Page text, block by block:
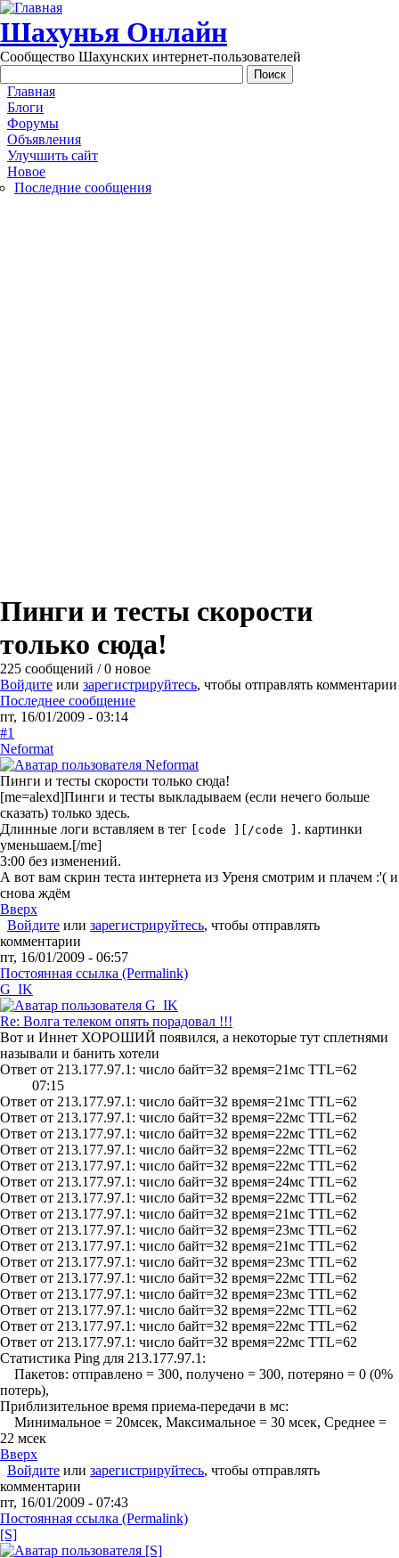
Перейти к основному содержанию
Шахунья Онлайн
Сообщество Шахунских интернет-пользователей
Main menu
Главная
Блоги
Форумы
Объявления
Улучшить сайт
Новое
Последние сообщения
Пинги и тесты скорости
только сюда!
225 сообщений / 0 новое
Войдите или зарегистрируйтесь, чтобы отправлять комментарии
Последнее сообщение
пт, 16/01/2009 - 03:14
#1
Neformat
Пинги и тесты скорости только сюда!
[me=alexd]Пинги и тесты выкладываем (если нечего больше
сказать) только здесь.
Длинные логи вставляем в тег
[code ][/code ] . картинки
уменьшаем.[/me]
3:00 без изменений.
А вот вам скрин теста интернета из Уреня смотрим и плачем :'( и
снова ждём
Вверх
Войдите или зарегистрируйтесь, чтобы отправлять
комментарии
пт, 16/01/2009 - 06:57
Постоянная ссылка (Permalink)
G_IK
Re: Волга телеком опять порадовал !!!
Вот и Иннет ХОРОШИЙ появился, а некоторые тут сплетнями
называли и банить хотели
Ответ от 213.177.97.1: число байт=32 время=21мс TTL=62
07:15
Ответ от 213.177.97.1: число байт=32 время=21мс TTL=62
Ответ от 213.177.97.1: число байт=32 время=22мс TTL=62
Ответ от 213.177.97.1: число байт=32 время=22мс TTL=62
Ответ от 213.177.97.1: число байт=32 время=22мс TTL=62
Ответ от 213.177.97.1: число байт=32 время=22мс TTL=62
Ответ от 213.177.97.1: число байт=32 время=24мс TTL=62
Ответ от 213.177.97.1: число байт=32 время=22мс TTL=62
Ответ от 213.177.97.1: число байт=32 время=21мс TTL=62
Ответ от 213.177.97.1: число байт=32 время=23мс TTL=62
Ответ от 213.177.97.1: число байт=32 время=21мс TTL=62
Ответ от 213.177.97.1: число байт=32 время=23мс TTL=62
Ответ от 213.177.97.1: число байт=32 время=22мс TTL=62
Ответ от 213.177.97.1: число байт=32 время=23мс TTL=62
Ответ от 213.177.97.1: число байт=32 время=22мс TTL=62
Ответ от 213.177.97.1: число байт=32 время=22мс TTL=62
Ответ от 213.177.97.1: число байт=32 время=22мс TTL=62
Статистика Ping для 213.177.97.1:
Пакетов: отправлено = 300, получено = 300, потеряно = 0 (0%
потерь),
Приблизительное время приема-передачи в мс:
Минимальное = 20мсек, Максимальное = 30 мсек, Среднее =
22 мсек
Вверх
Войдите или зарегистрируйтесь, чтобы отправлять
комментарии
пт, 16/01/2009 - 07:43
Постоянная ссылка (Permalink)
[S]